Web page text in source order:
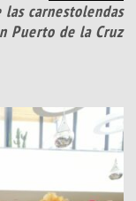
carnestolendas
Puerto de la Cruz